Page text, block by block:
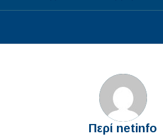
Περί netinfo